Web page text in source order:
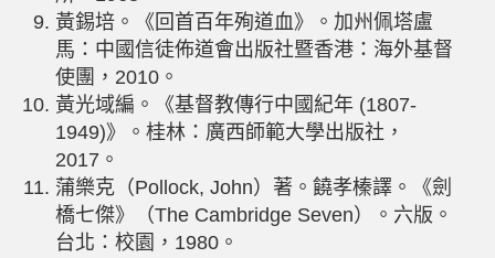
黃錫培。《回首百年殉道血》。加州佩塔盧
馬：中國信徒佈道會出版社暨香港：海外基督
使團，2010。
黃光域編。《基督教傳行中國紀年 (1807-
1949)》。桂林：廣西師範大學出版社，
2017。
蒲樂克（Pollock, John）著。饒孝榛譯。《劍
橋七傑》（The Cambridge Seven）。六版。
台北：校園，1980。